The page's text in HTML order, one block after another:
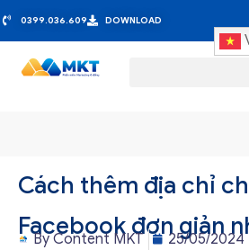
0399.036.609 DOWNLOAD
Cách thêm địa chỉ
Facebook đơn giản
ByContent MKT 25/05/2024